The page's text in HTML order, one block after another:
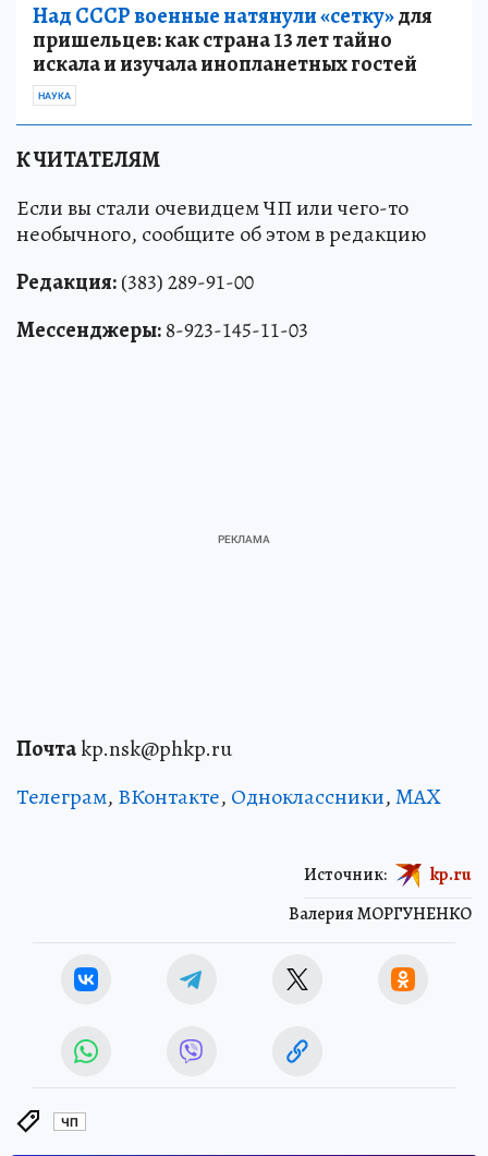
Над СССР военные натянули «сетку»для
пришельцев: как страна 13 лет тайно
искала и изучала инопланетных гостей
НАУКА
К ЧИТАТЕЛЯМ
Если вы стали очевидцем ЧП или чего-то
необычного, сообщите об этом в редакцию
Редакция:(383) 289-91-00
Мессенджеры:8-923-145-11-03
Почтаkp.nsk@phkp.ru
Телеграм, ВКонтакте, Одноклассники,MAX
Валерия МОРГУНЕНКО
Источник: kp.ru
ЧП